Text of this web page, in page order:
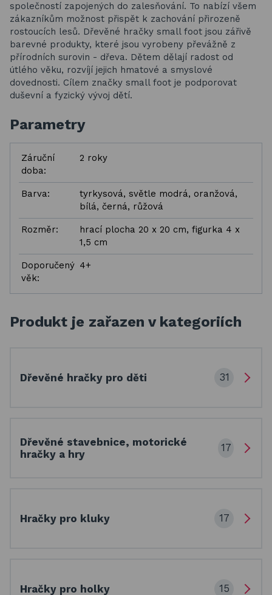
společností zapojených do zalesňování. To nabízí všem
zákazníkům možnost přispět k zachování přirozeně
rostoucích lesů. Dřevěné hračky small foot jsou zářivě
barevné produkty, které jsou vyrobeny převážně z
přírodních surovin - dřeva. Dětem dělají radost od
útlého věku, rozvíjí jejich hmatové a smyslové
dovednosti. Cílem značky small foot je podporovat
duševní a fyzický vývoj dětí.
Parametry
Záruční
doba:
2 roky
Barva:
tyrkysová, světle modrá, oranžová,
bílá, černá, růžová
Rozměr:
hrací plocha 20 x 20 cm, figurka 4 x
1,5 cm
Doporučený
věk:
4+
Produkt je zařazen v kategoriích
Dřevěné hračky pro děti 31
Dřevěné stavebnice, motorické
hračky a hry
17
Hračky pro kluky 17
Hračky pro holky 15